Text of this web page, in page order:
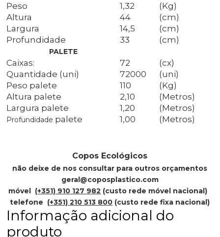
Peso
1,32
(Kg)
Altura
44
(cm)
Largura
14,5
(cm)
Profundidade
33 (cm)
PALETE
Caixas: 72
(cx)
Quantidade (uni)
72000
(uni)
Peso palete
110
(Kg)
Altura palete
2,10
(Metros)
Largura palete
1,20 (Metros)
Profundidade palete 1,00 (Metros)
Copos Ecológicos
não deixe de nos consultar para outros orçamentos
geral@coposplastico.com
móvel (+351) 910 127 982 (custo rede móvel nacional)
telefone (+351) 210 513 800 (custo rede fixa nacional)
Informação adicional do
produto